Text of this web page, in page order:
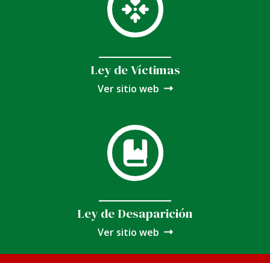
Ley de Víctimas
Ver sitio web
Ley de Desaparición
Ver sitio web